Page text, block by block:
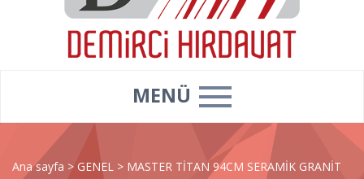
MENÜ
Ana sayfa > GENEL > MASTER TİTAN 94CM SERAMİK GRANİT